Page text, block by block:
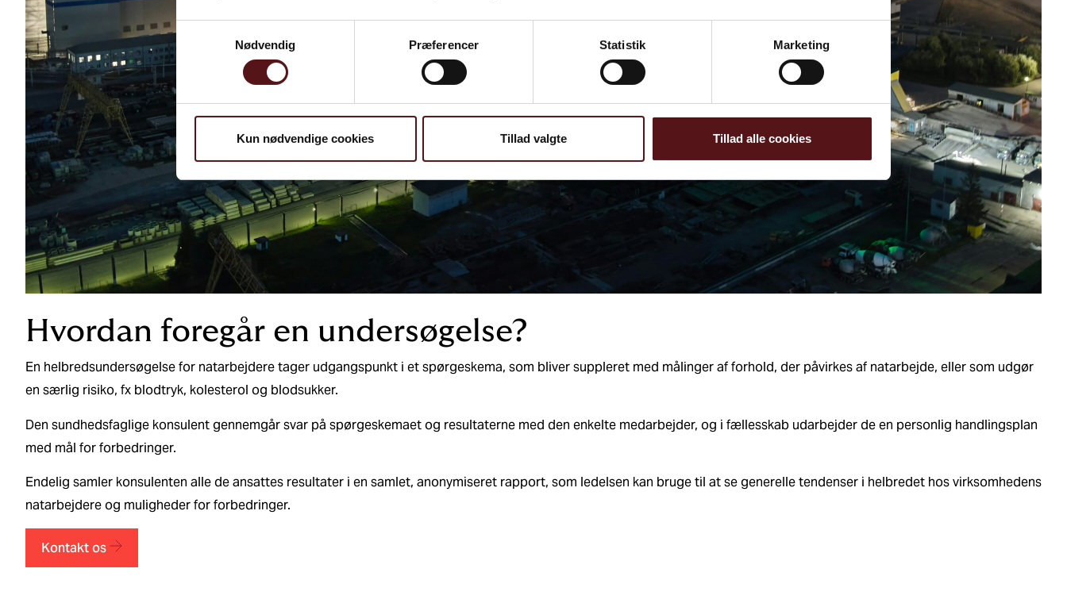
Samtykkevalg
Nødvendig
Præferencer Statistik Marketing
Kun nødvendige cookies Tillad valgte Tillad alle cookies
Hvordan foregår en undersøgelse?
En helbredsundersøgelse for natarbejdere tager udgangspunkt i et spørgeskema, som bliver suppleret med målinger af forhold, der påvirkes af natarbejde, eller som udgør
en særlig risiko, fx blodtryk, kolesterol og blodsukker.
Den sundhedsfaglige konsulent gennemgår svar på spørgeskemaet og resultaterne med den enkelte medarbejder, og i fællesskab udarbejder de en personlig handlingsplan
med mål for forbedringer.
Endelig samler konsulenten alle de ansattes resultater i en samlet, anonymiseret rapport, som ledelsen kan bruge til at se generelle tendenser i helbredet hos virksomhedens
natarbejdere og muligheder for forbedringer.
Kontakt os